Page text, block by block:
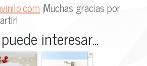
¡Muchas gracias por
interesar...